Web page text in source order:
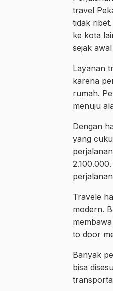
travel
tidak
ke kota
sejak
Layanan
karena
rumah.
menuju
Dengan
yang
Travele
modern.
to door
Banyak
bisa